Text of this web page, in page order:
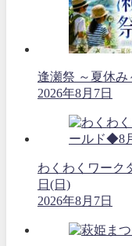
逢瀬祭 ～夏休
2026年8月7日
わくわくワーク
日(日)
2026年8月7日